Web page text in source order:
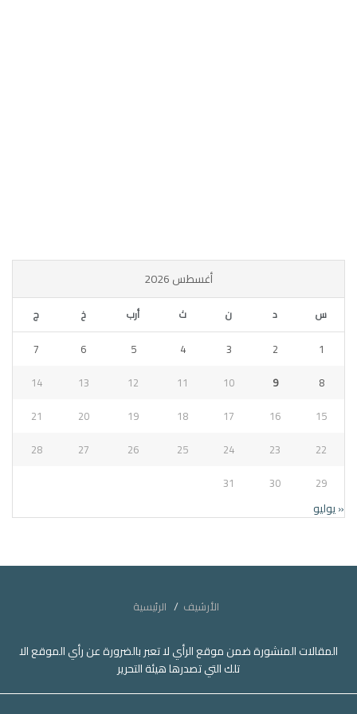
أغسطس 2026
س د ن ث أرب خ ج
1
2
3
4
5
6
7
8
9
10
11
12
13
14
15
16
17
18
19
20
21
22
23
24
25
26
27
28
29
30
31
« يوليو
الأرشيف الرئيسية
المقالات المنشورة ضمن موقع الرأي لا تعبر بالضرورة عن رأي الموقع الا
تلك التي تصدرها هيئة التحرير